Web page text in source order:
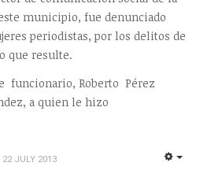
municipio, fue denunciado
periodistas, por los delitos de
que resulte.
funcionario, Roberto Pérez
a quien le hizo
22 JULY 2013